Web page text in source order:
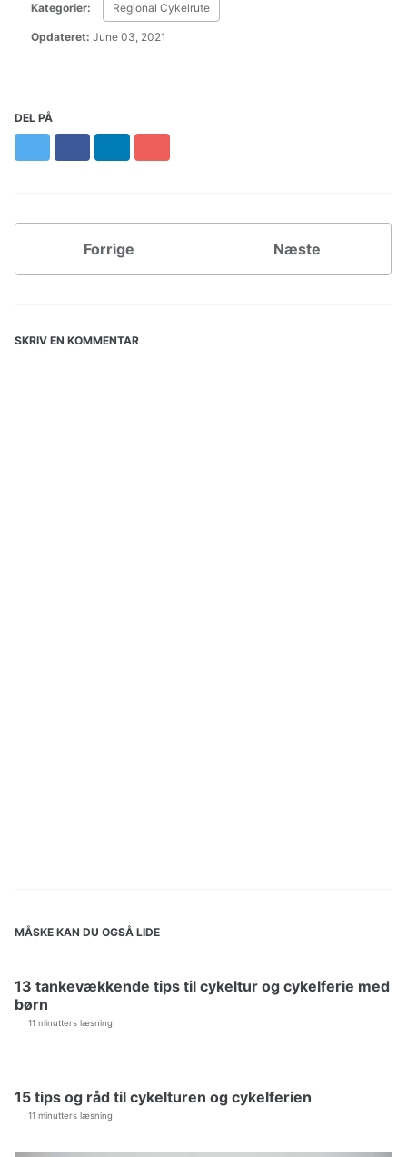
Kategorier: Regional Cykelrute
Opdateret: June 03, 2021
DEL PÅ
Forrige Næste
SKRIV EN KOMMENTAR
MÅSKE KAN DU OGSÅ LIDE
13 tankevækkende tips til cykeltur og cykelferie med
børn
11 minutters læsning
15 tips og råd til cykelturen og cykelferien
11 minutters læsning